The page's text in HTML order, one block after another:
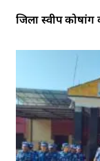
जिला स्वीप